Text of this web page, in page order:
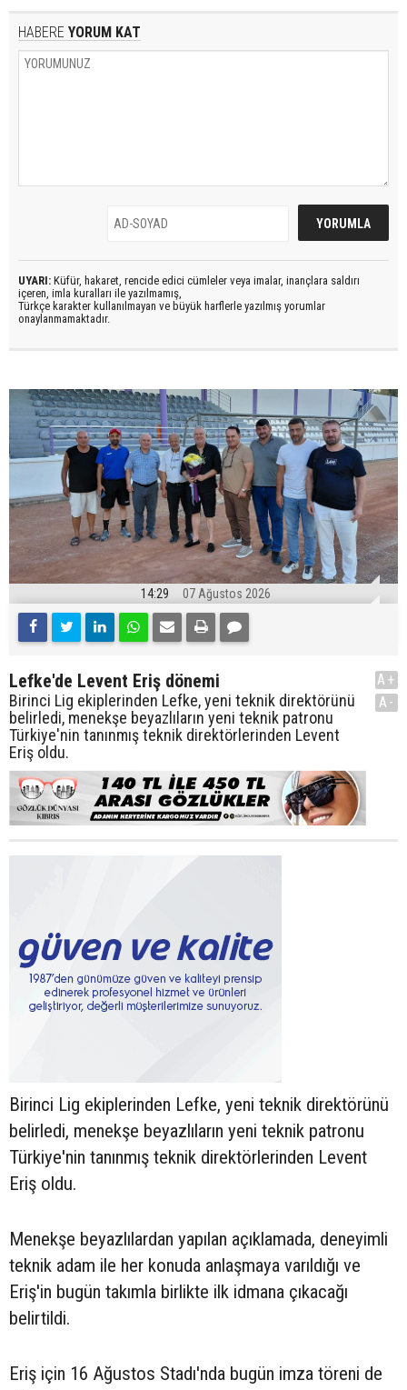
HABERE YORUM KAT
UYARI: Küfür, hakaret, rencide edici cümleler veya imalar, inançlara saldırı
içeren, imla kuralları ile yazılmamış,
Türkçe karakter kullanılmayan ve büyük harflerle yazılmış yorumlar
onaylanmamaktadır.
14:29 07 Ağustos 2026
Lefke'de Levent Eriş dönemi
Birinci Lig ekiplerinden Lefke, yeni teknik direktörünü
belirledi, menekşe beyazlıların yeni teknik patronu
Türkiye'nin tanınmış teknik direktörlerinden Levent
Eriş oldu.
A+
A-
Birinci Lig ekiplerinden Lefke, yeni teknik direktörünü
belirledi, menekşe beyazlıların yeni teknik patronu
Türkiye'nin tanınmış teknik direktörlerinden Levent
Eriş oldu.
Menekşe beyazlılardan yapılan açıklamada, deneyimli
teknik adam ile her konuda anlaşmaya varıldığı ve
Eriş'in bugün takımla birlikte ilk idmana çıkacağı
belirtildi.
Eriş için 16 Ağustos Stadı'nda bugün imza töreni de